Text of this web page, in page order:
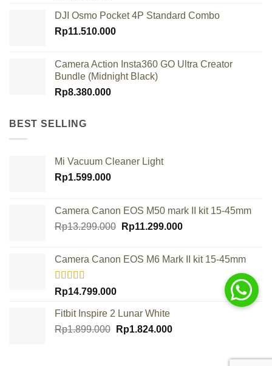
DJI Osmo Pocket 4P Standard Combo
Rp11.510.000
Camera Action Insta360 GO Ultra Creator
Bundle (Midnight Black)
Rp8.380.000
BEST SELLING
Mi Vacuum Cleaner Light
Rp1.599.000
Camera Canon EOS M50 mark II kit 15-45mm
Rp13.299.000 Original
Rp13.299.000.
Rp11.299.000Current
Rp11.299.000.
Camera Canon EOS M6 Mark II kit 15-45mm
Rated
4.00
of 5
Rp14.799.000
Fitbit Inspire 2 Lunar White
Rp1.899.000 Original
Rp1.824.000Current